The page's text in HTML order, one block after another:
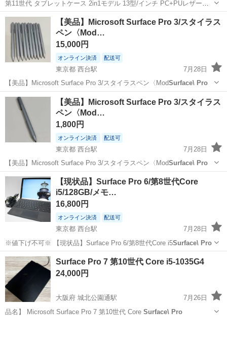
第11世代 タブレットケース 2in1モデル 13型/インチ PC+PUレザー製
の商品です 購入しましたが、欲しいイメージと違ったのでお譲りしま
す。 開封しただけで未使用品になります。 カラー ローズゴールド 取
りに来...
愛知 豊明市 前後駅
【美品】Microsoft Surface Pro 3/スタイラス
ペン〈Mod…
15,000円
オンライン決済 配送可
東京都 西台駅
7月28日
【美品】Microsoft Surface Pro 3/スタイラスペン〈ModSurface\ Pro
東京 板橋区 西台駅
【美品】Microsoft Surface Pro 3/スタイラス
ペン〈Mod…
1,800円
オンライン決済 配送可
東京都 西台駅
7月28日
【美品】Microsoft Surface Pro 3/スタイラスペン〈ModSurface\ Pro
東京 板橋区 西台駅
【現状品】Surface Pro 6/第8世代Core
i5/128GB/メモ…
16,800円
オンライン決済 配送可
東京都 西台駅
7月28日
※値下げ不可※ 【現状品】Surface Pro 6/第8世代Core i5Surface\ Pro
東京 板橋区 タブレットPC
Surface Pro 7 第10世代 Core i5-1035G4
24,000円
大阪府 城北公園通駅
7月26日
品名】 Microsoft Surface Pro 7 第10世代 Core Surface\ Pro